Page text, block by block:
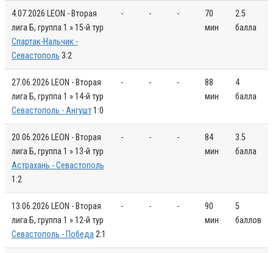
4.07.2026 LEON - Вторая
лига Б, группа 1 » 15-й тур
Спартак-Нальчик -
Севастополь 3:2
- - -
70
мин
2.5
балла
27.06.2026 LEON - Вторая
лига Б, группа 1 » 14-й тур
Севастополь - Ангушт1:0
- - -
88
мин
4
балла
20.06.2026 LEON - Вторая
лига Б, группа 1 » 13-й тур
Астрахань - Севастополь
1:2
- - -
84
мин
3.5
балла
13.06.2026 LEON - Вторая
лига Б, группа 1 » 12-й тур
Севастополь - Победа2:1
- - -
90
мин
5
баллов